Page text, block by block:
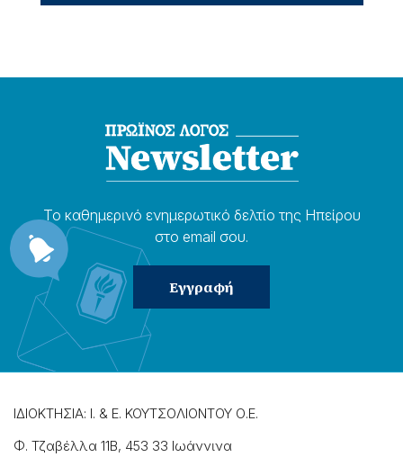
Το καθημερɩνό ενημερωτɩκό δελτίο της Ηπείρου
στο email σου.
ΙΔΙΟΚΤΗΣΙΑ: Ι. & Ε. ΚΟΥΤΣΟΛΙΟΝΤΟΥ Ο.Ε.
Φ. Τζαβέλλα 11Β, 453 33 Ιωάννɩνα